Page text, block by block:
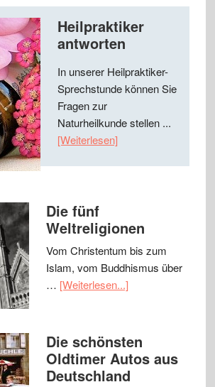
Heilpraktiker
antworten
In unserer Heilpraktiker-
Sprechstunde können Sie
Fragen zur
Naturheilkunde stellen ...
[Weiterlesen]
Die fünf
Weltreligionen
Vom Christentum bis zum
Islam, vom Buddhismus über
… [Weiterlesen...]
Die schönsten
Oldtimer Autos aus
Deutschland